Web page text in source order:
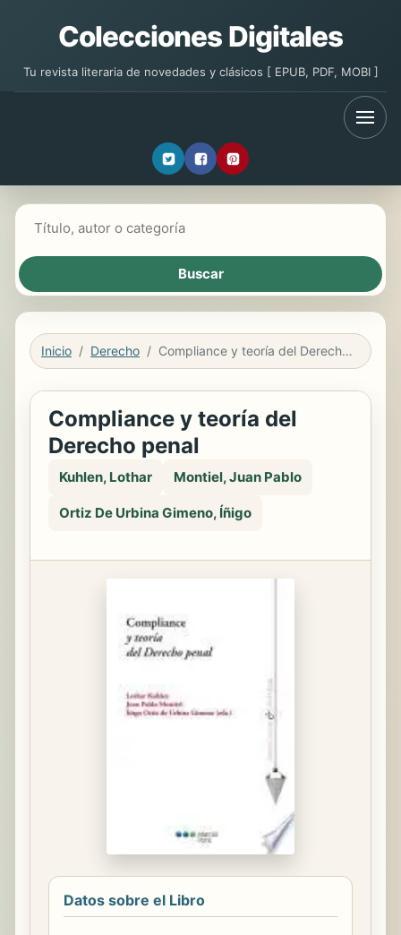
Colecciones Digitales
Tu revista literaria de novedades y clásicos [ EPUB, PDF, MOBI ]
Inicio Derecho Compliance y teoría del Derecho penal
Compliance y teoría del
Derecho penal
Kuhlen, Lothar Montiel, Juan Pablo
Ortiz De Urbina Gimeno, Íñigo
Datos sobre el Libro